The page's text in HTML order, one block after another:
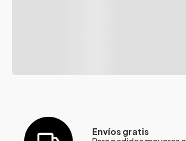
Envíos gratis